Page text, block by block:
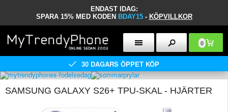
ENDAST IDAG:
SPARA 15% MED KODEN BDAY15 - KÖPVILLKOR
0
30 DAGARS ÖPPET KÖP
SAMSUNG GALAXY S26+ TPU-SKAL - HJÄRTER